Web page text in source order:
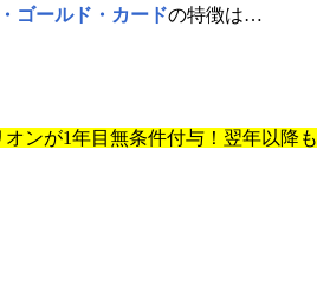
ゴールド・カードの特徴は…
ンが1年目無条件付与！翌年以降も